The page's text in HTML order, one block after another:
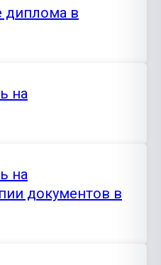
диплома в
на
на
документов в